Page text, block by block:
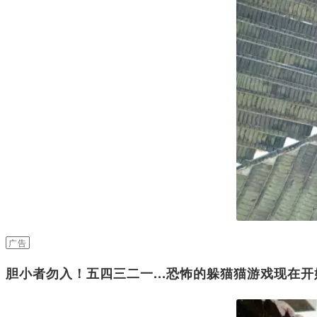
广告
胆小者勿入！五四三二一...恐怖的躲猫猫游戏现在